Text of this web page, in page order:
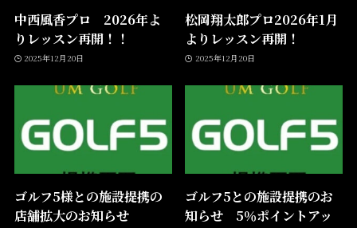
中西風香プロ 2026年よ
りレッスン再開！！
2025年12月20日
松岡翔太郎プロ2026年1月
よりレッスン再開！
2025年12月20日
ゴルフ5様との施設提携の
店舗拡大のお知らせ
ゴルフ5との施設提携のお
知らせ 5％ポイントアッ